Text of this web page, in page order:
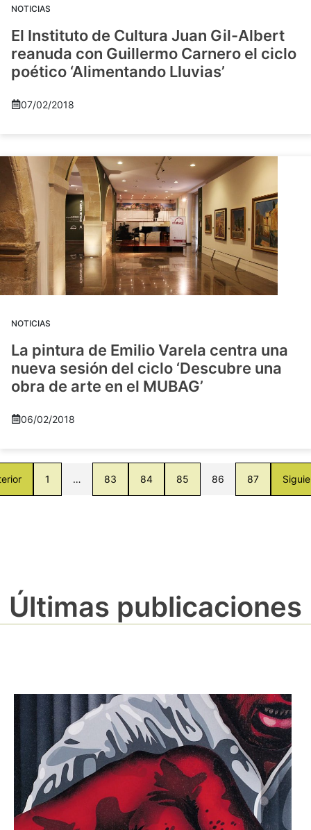
NOTICIAS
El Instituto de Cultura Juan Gil-Albert
reanuda con Guillermo Carnero el ciclo
poético ‘Alimentando Lluvias’
07/02/2018
NOTICIAS
La pintura de Emilio Varela centra una
nueva sesión del ciclo ‘Descubre una
obra de arte en el MUBAG’
06/02/2018
1 … 83 84 85 86 87
Últimas publicaciones